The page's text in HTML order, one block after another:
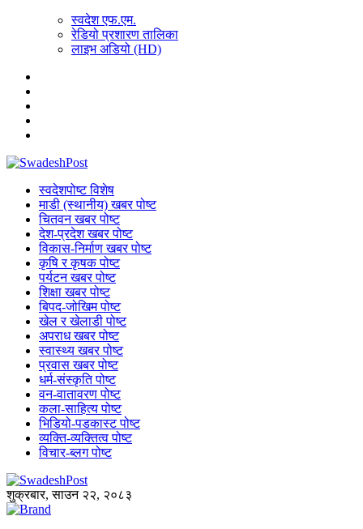
स्वदेश एफ.एम.
रेडियो प्रशारण तालिका
लाइभ अडियो (HD)
स्वदेशपोष्ट विशेष
माडी (स्थानीय) खबर पोष्ट
चितवन खबर पोष्ट
देश-प्रदेश खबर पोष्ट
विकास-निर्माण खबर पोष्ट
कृषि र कृषक पोष्ट
पर्यटन खबर पोष्ट
शिक्षा खबर पोष्ट
बिपद-जोखिम पोष्ट
खेल र खेलाडी पोष्ट
अपराध खबर पोष्ट
स्वास्थ्य खबर पोष्ट
प्रवास खबर पोष्ट
धर्म-संस्कृति पोष्ट
वन-वातावरण पोष्ट
कला-साहित्य पोष्ट
भिडियो-पडकास्ट पोष्ट
व्यक्ति-व्यक्तित्व पोष्ट
विचार-ब्लग पोष्ट
शुक्रबार, साउन २२, २०८३